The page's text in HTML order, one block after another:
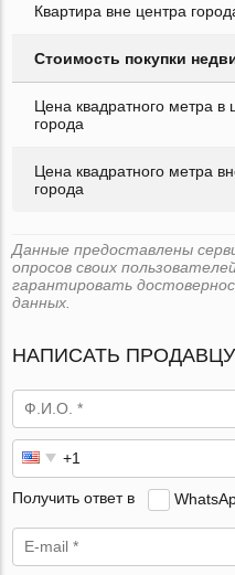
Квартира вне центра
Стоимость покупки
Цена квадратного метра в
города
Цена квадратного метра
города
Данные предоставлены
опросов своих
гарантировать
данных.
НАПИСАТЬ ПРОДАВЦУ
Получить ответ в